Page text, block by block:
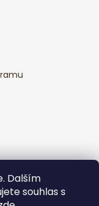
Dalším
souhlas s